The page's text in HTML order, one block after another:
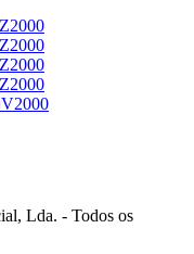
Lda. - Todos os